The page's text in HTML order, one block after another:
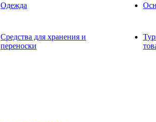
Одежда
Средства для хранения и
переноски